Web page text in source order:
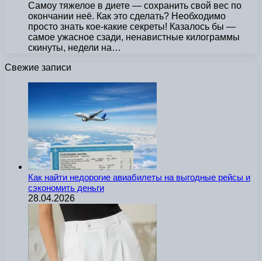
Самоу тяжелое в диете — сохранить свой вес по
окончании неё. Как это сделать? Необходимо
просто знать кое-какие секреты! Казалось бы —
самое ужасное сзади, ненавистные килограммы
скинуты, недели на…
Свежие записи
Как найти недорогие авиабилеты на выгодные рейсы и
сэкономить деньги
28.04.2026